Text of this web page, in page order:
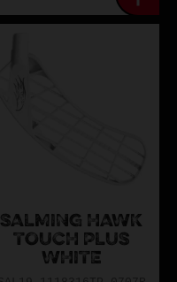
SALMING HAWK
TOUCH PLUS
WHITE